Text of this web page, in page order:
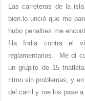
Las carreteras de la
bien.lo unció que me
hubo penalties me
fila India contra el
reglamentarios. Me di
un grupito de 15
ritmo sin problemas, y
del carril y me los pase